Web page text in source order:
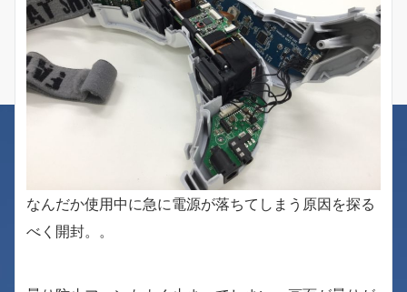
なんだか使用中に急に電源が落ちてしまう原因を探る
べく開封。。